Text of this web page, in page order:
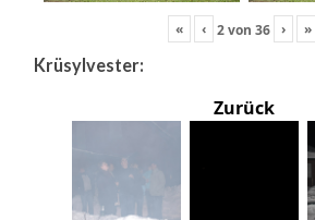
« ‹ 2von36 › »
Krüsylvester:
Zurück